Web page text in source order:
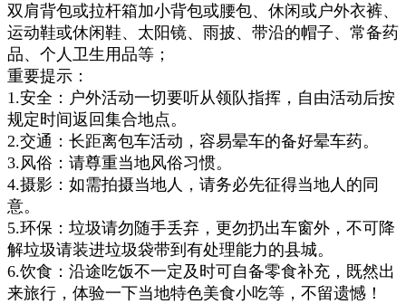
双肩背包或拉杆箱加小背包或腰包、休闲或户外衣裤、
运动鞋或休闲鞋、太阳镜、雨披、带沿的帽子、常备药
品、个人卫生用品等；
重要提示：
1.安全：户外活动一切要听从领队指挥，自由活动后按
规定时间返回集合地点。
2.交通：长距离包车活动，容易晕车的备好晕车药。
3.风俗：请尊重当地风俗习惯。
4.摄影：如需拍摄当地人，请务必先征得当地人的同
意。
5.环保：垃圾请勿随手丢弃，更勿扔出车窗外，不可降
解垃圾请装进垃圾袋带到有处理能力的县城。
6.饮食：沿途吃饭不一定及时可自备零食补充，既然出
来旅行，体验一下当地特色美食小吃等，不留遗憾！